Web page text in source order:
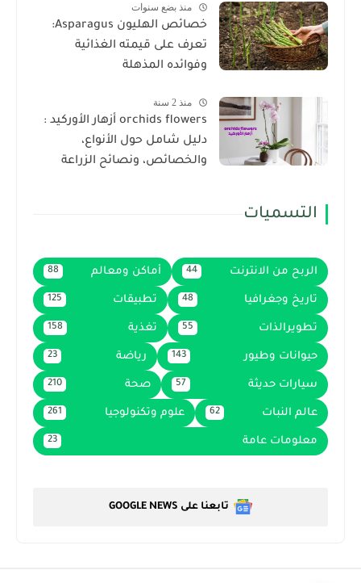
منذ بضع سنوات
خصائص الهليون Asparagus:
تعرف على قيمته الغذائية
وفوائده المذهلة
منذ 2 سنة
orchids flowers أزهار الأوركيد :
دليل شامل حول الأنواع،
والخصائص، ونصائح الزراعة
التسميات
الربح من الانترنت 44 أماكن ومعالم 88
تاريخ وجغرافيا 48 تطبيقات 125
تطويرالذات 55 تغذية 158
حيوانات وطيور 143 رياضة 23
سيارات حديثة 57 صحة 210
عالم النبات 62 علوم وتكنولوجيا 261
معلومات عامة 23
تابعنا على GOOGLE NEWS